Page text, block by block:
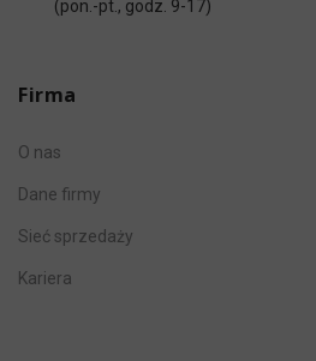
(pon.-pt., godz. 9-17)
Firma
O nas
Dane firmy
Sieć sprzedaży
Kariera